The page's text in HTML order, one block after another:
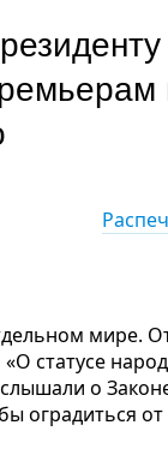
мире.
статусе
о
оградиться